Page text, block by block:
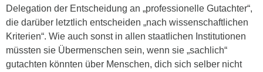
Delegation der Entscheidung an „professionelle Gutachter“,
die darüber letztlich entscheiden „nach wissenschaftlichen
Kriterien“. Wie auch sonst in allen staatlichen Institutionen
müssten sie Übermenschen sein, wenn sie „sachlich“
gutachten könnten über Menschen, dich sich selber nicht